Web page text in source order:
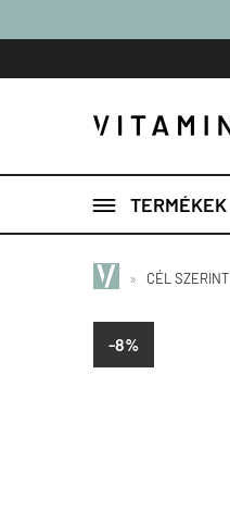
 TERMÉKEK
» CÉL SZERINT
-8%